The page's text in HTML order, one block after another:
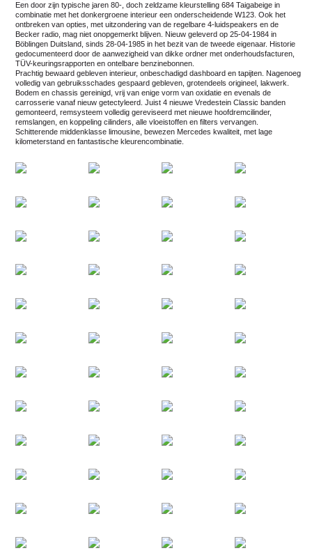
Een door zijn typische jaren 80-, doch zeldzame kleurstelling 684 Taigabeige in
combinatie met het donkergroene interieur een onderscheidende W123. Ook het
ontbreken van opties, met uitzondering van de regelbare 4-luidspeakers en de
Becker radio, mag niet onopgemerkt blijven. Nieuw geleverd op 25-04-1984 in
Böblingen Duitsland, sinds 28-04-1985 in het bezit van de tweede eigenaar. Historie
gedocumenteerd door de aanwezigheid van dikke ordner met onderhoudsfacturen,
TÜV-keuringsrapporten en ontelbare benzinebonnen.
Prachtig bewaard gebleven interieur, onbeschadigd dashboard en tapijten. Nagenoeg
volledig van gebruiksschades gespaard gebleven, grotendeels origineel, lakwerk.
Bodem en chassis gereinigd, vrij van enige vorm van oxidatie en evenals de
carrosserie vanaf nieuw getectyleerd. Juist 4 nieuwe Vredestein Classic banden
gemonteerd, remsysteem volledig gereviseerd met nieuwe hoofdremcilinder,
remslangen, en koppeling cilinders, alle vloeistoffen en filters vervangen.
Schitterende middenklasse limousine, bewezen Mercedes kwaliteit, met lage
kilometerstand en fantastische kleurencombinatie.